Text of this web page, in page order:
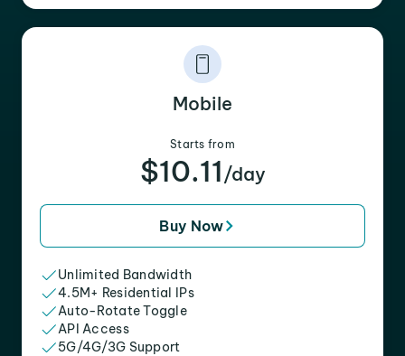
Mobile
Starts from
$10.11 /day
Buy Now
Unlimited Bandwidth
4.5M+ Residential IPs
Auto-Rotate Toggle
API Access
5G/4G/3G Support